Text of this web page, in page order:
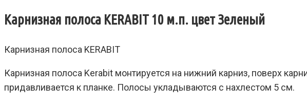
Карнизная полоса KERABIT 10 м.п. цвет Зеленый
Карнизная полоса KERABIT
Карнизная полоса Kerabit монтируется на нижний карниз, поверх
придавливается к планке. Полосы укладываются с нахлестом 5 см.